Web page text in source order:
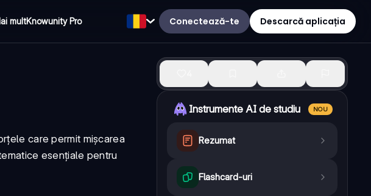
multKnowunity Pro Conectează-te Descarcă aplicația
care permit mișcarea
esențiale pentru
Instrumente AI de studiu NOU
Rezumat
Flashcard-uri